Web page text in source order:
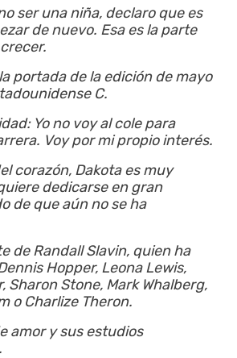
ser una niña, declaro que es
de nuevo. Esa es la parte
portada de la edición de mayo
C.
Yo no voy al cole para
Voy por mi propio interés.
corazón, Dakota es muy
dedicarse en gran
de que aún no se ha
de Randall Slavin, quien ha
Hopper, Leona Lewis,
Sharon Stone, Mark Whalberg,
o Charlize Theron.
amor y sus estudios